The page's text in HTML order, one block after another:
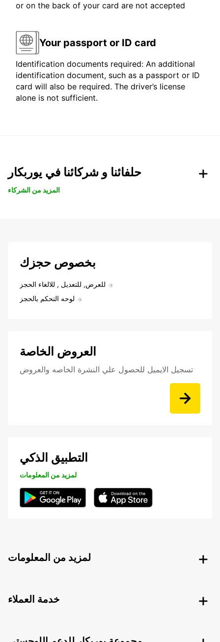
or on the back of your card are not accepted
Your passport or ID card
Identification documents required: An additional
identification document, such as a passport or ID
card will also be required. The driver’s license
alone is not sufficient.
حلفائنا و شركائنا في يوربكار
المزيد من الشركاء
بخصوص حجزك
للعرض, للتعديل , للالغاء الحجز
لوحه التحكم بالحجز
العروض الخاصة
تسجيل الايميل للحصول علي النشرة الخاصه والعروض
التطبيق الذكي
لمزيد من المعلومات
لمزيد من المعلومات
خدمة العملاء